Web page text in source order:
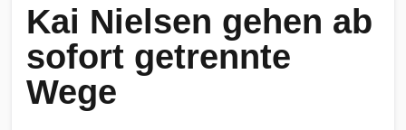
Kai Nielsen gehen ab
sofort getrennte
Wege